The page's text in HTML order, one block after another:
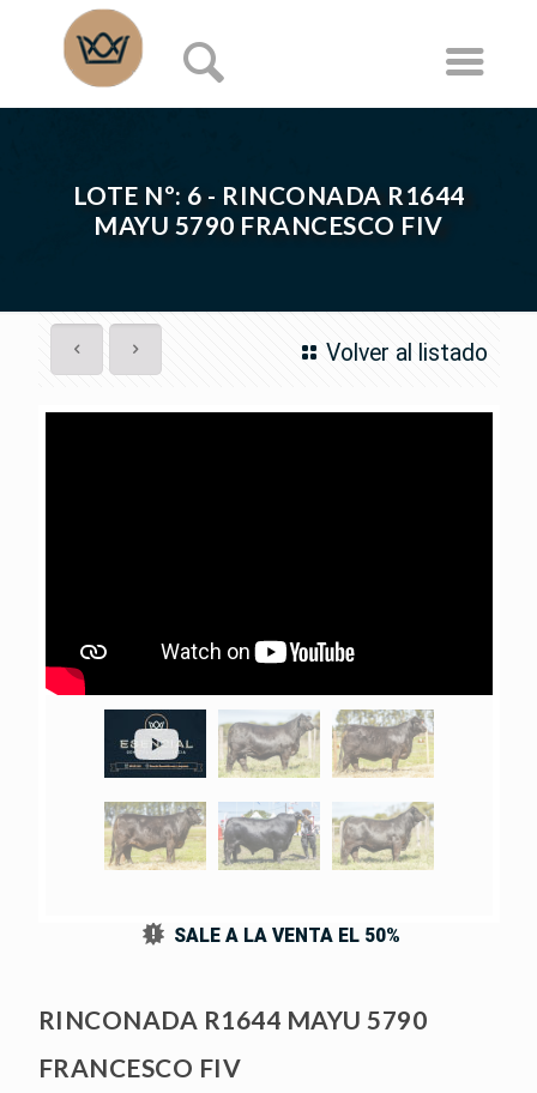
LOTE Nº: 6 - RINCONADA R1644
MAYU 5790 FRANCESCO FIV
Volver al listado
SALE A LA VENTA EL 50%
RINCONADA R1644 MAYU 5790
FRANCESCO FIV